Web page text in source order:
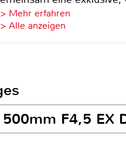
Mehr erfahren
Alle anzeigen
F4,5 EX